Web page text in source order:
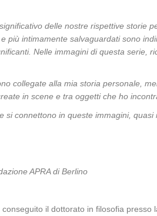
delle nostre rispettive storie
più intimamente salvaguardati sono
Nelle immagini di questa serie,
collegate alla mia storia personale,
in scene e tra oggetti che ho
si connettono in queste immagini,
APRA di Berlino
il dottorato in filosofia